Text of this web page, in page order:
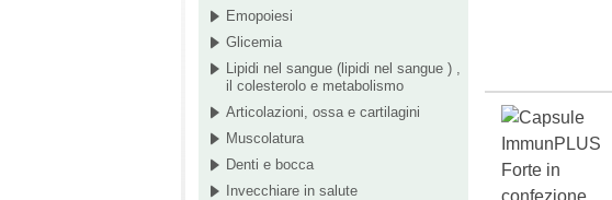
Emopoiesi
Glicemia
Lipidi nel sangue (lipidi nel sangue ) ,
il colesterolo e metabolismo
Articolazioni, ossa e cartilagini
Muscolatura
Denti e bocca
Invecchiare in salute